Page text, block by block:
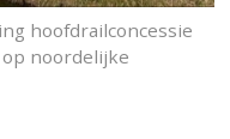
hoofdrailconcessie
noordelijke